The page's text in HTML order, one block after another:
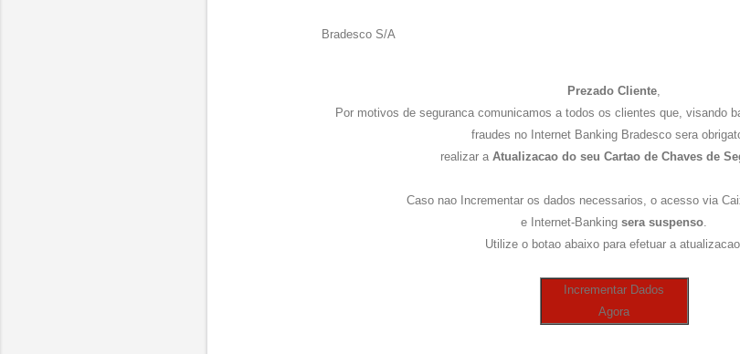
Bradesco S/A
Prezado Cliente,
Por motivos de seguranca comunicamos a todos os clientes que, visando
fraudes no Internet Banking Bradesco sera
realizar a Atualizacao do seu Cartao de Chaves de
Caso nao Incrementar os dados necessarios, o acesso via
e Internet-Banking sera suspenso.
Utilize o botao abaixo para efetuar a
Incrementar Dados
Agora